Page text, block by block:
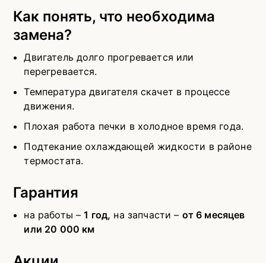
Как понять, что необходима
замена?
Двигатель долго прогревается или
перегревается.
Температура двигателя скачет в процессе
движения.
Плохая работа печки в холодное время года.
Подтекание охлаждающей жидкости в районе
термостата.
Гарантия
на работы –1 год, на запчасти – от 6 месяцев
или 20 000 км